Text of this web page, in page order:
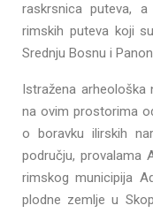
raskrsnica puteva,
rimskih puteva koji
Srednju Bosnu i
Istražena
na ovim prostorima
o boravku ilirskih
području, provalama
rimskog municipija
plodne zemlje u